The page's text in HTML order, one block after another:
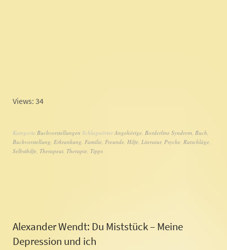
Views: 34
Kategorie Buchvorstellungen SchlagwörterAngehörige, Borderline Syndrom, Buch,
Buchvorstellung, Erkrankung, Familie, Freunde, Hilfe, Literatur, Psyche, Ratschläge,
Selbsthilfe, Therapeut, Therapie, Tipps
Alexander Wendt: Du Miststück – Meine
Depression und ich